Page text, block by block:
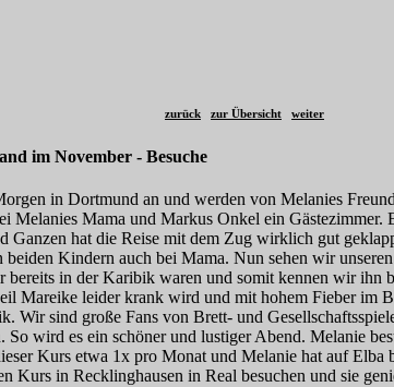
zurück zur Übersicht weiter
im November - Besuche
in Dortmund an und werden von Melanies
Melanies Mama und Markus Onkel ein Gästezimmer.
Ganzen hat die Reise mit dem Zug wirklich gut
beiden Kindern auch bei Mama. Nun sehen wir
bereits in der Karibik waren und somit kennen wir ihn
Mareike leider krank wird und mit hohem Fieber im
Wir sind große Fans von Brett- und
wird es ein schöner und lustiger Abend. Melanie
Kurs etwa 1x pro Monat und Melanie hat auf Elba
Kurs in Recklinghausen in Real besuchen und sie